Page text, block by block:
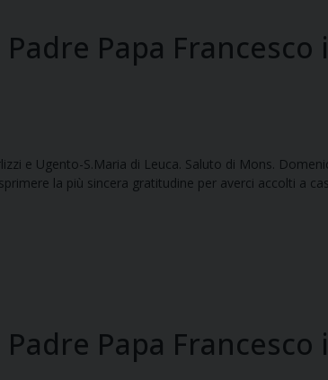
Papa
e Ugento-S.Maria di Leuca. Saluto di Mons.
la più sincera gratitudine per averci accolti a
Papa